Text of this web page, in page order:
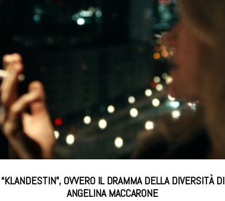
“KLANDESTIN”, OVVERO IL DRAMMA DELLA DIVERSITÀ DI
ANGELINA MACCARONE